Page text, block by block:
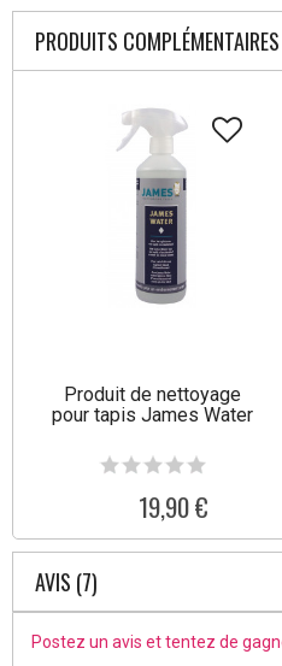
PRODUITS COMPLÉMENTAIRES
Produit de nettoyage
pour tapis James Water
19,90 €
AVIS (7)
Postez un avis et tentez de